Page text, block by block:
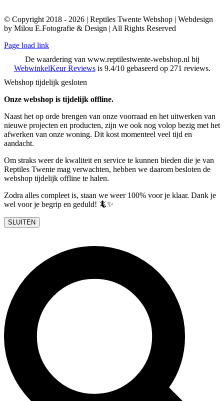
© Copyright 2018 - 2026 | Reptiles Twente Webshop | Webdesign
by Milou E.Fotografie & Design | All Rights Reserved
Page load link
De waardering van www.reptilestwente-webshop.nl bij
WebwinkelKeur Reviewsis 9.4/10 gebaseerd op 271 reviews.
Webshop tijdelijk gesloten
Onze webshop is tijdelijk offline.
Naast het op orde brengen van onze voorraad en het uitwerken van
nieuwe projecten en producten, zijn we ook nog volop bezig met het
afwerken van onze woning. Dit kost momenteel veel tijd en
aandacht.
Om straks weer de kwaliteit en service te kunnen bieden die je van
Reptiles Twente mag verwachten, hebben we daarom besloten de
webshop tijdelijk offline te halen.
Zodra alles compleet is, staan we weer 100% voor je klaar. Dank je
wel voor je begrip en geduld! 🦎✨
SLUITEN